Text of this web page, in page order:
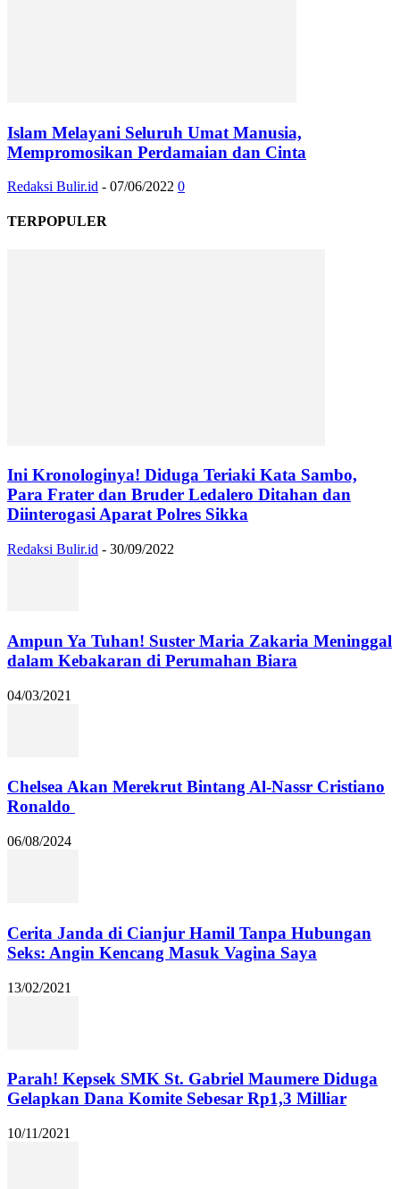
Islam Melayani Seluruh Umat Manusia,
Mempromosikan Perdamaian dan Cinta
Redaksi Bulir.id - 07/06/2022 0
TERPOPULER
Ini Kronologinya! Diduga Teriaki Kata Sambo,
Para Frater dan Bruder Ledalero Ditahan dan
Diinterogasi Aparat Polres Sikka
Redaksi Bulir.id - 30/09/2022
Ampun Ya Tuhan! Suster Maria Zakaria Meninggal
dalam Kebakaran di Perumahan Biara
04/03/2021
Chelsea Akan Merekrut Bintang Al-Nassr Cristiano
Ronaldo
06/08/2024
Cerita Janda di Cianjur Hamil Tanpa Hubungan
Seks: Angin Kencang Masuk Vagina Saya
13/02/2021
Parah! Kepsek SMK St. Gabriel Maumere Diduga
Gelapkan Dana Komite Sebesar Rp1,3 Milliar
10/11/2021